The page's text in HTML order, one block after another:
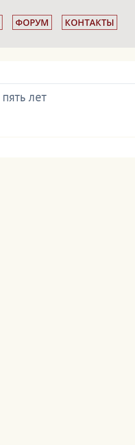
ФОРУМ КОНТАКТЫ
лет